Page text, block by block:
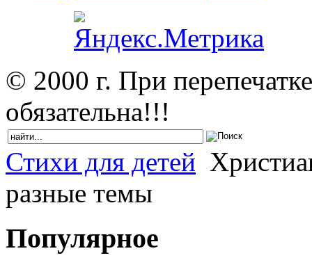
© 2000 г. При
обязательна!!!
Стихи для детей
разные темы
Популярное